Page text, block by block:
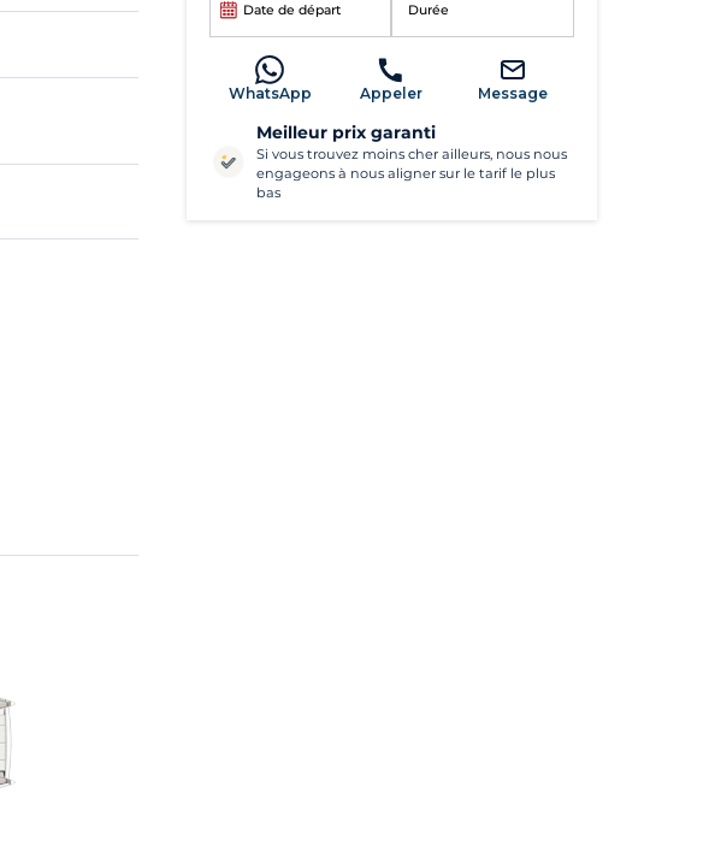
Date de départ Durée
WhatsApp Appeler Message
Meilleur prix garanti
Si vous trouvez moins cher ailleurs, nous nous
engageons à nous aligner sur le tarif le plus
bas